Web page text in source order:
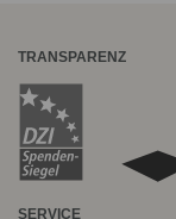
TRANSPARENZ
SERVICE